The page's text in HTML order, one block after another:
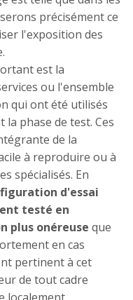
précisément ce
l'exposition des
est la
ou l'ensemble
qui ont été utilisés
phase de test. Ces
de la
à reproduire ou à
spécialisés. En
d'essai
testé en
plus onéreuse que
en cas
pertinent à cet
de tout cadre